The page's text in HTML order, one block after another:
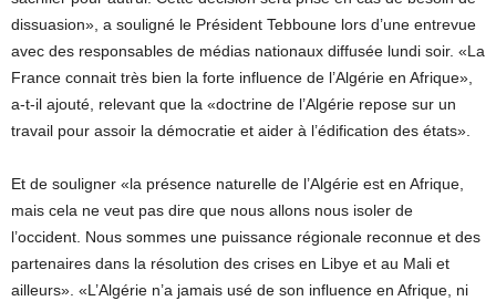
dissuasion», a souligné le Président Tebboune lors d’une entrevue
avec des responsables de médias nationaux diffusée lundi soir. «La
France connait très bien la forte influence de l’Algérie en Afrique»,
a-t-il ajouté, relevant que la «doctrine de l’Algérie repose sur un
travail pour assoir la démocratie et aider à l’édification des états».
Et de souligner «la présence naturelle de l’Algérie est en Afrique,
mais cela ne veut pas dire que nous allons nous isoler de
l’occident. Nous sommes une puissance régionale reconnue et des
partenaires dans la résolution des crises en Libye et au Mali et
ailleurs». «L’Algérie n’a jamais usé de son influence en Afrique, ni